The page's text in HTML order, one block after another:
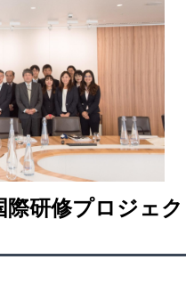
研修プロジェク